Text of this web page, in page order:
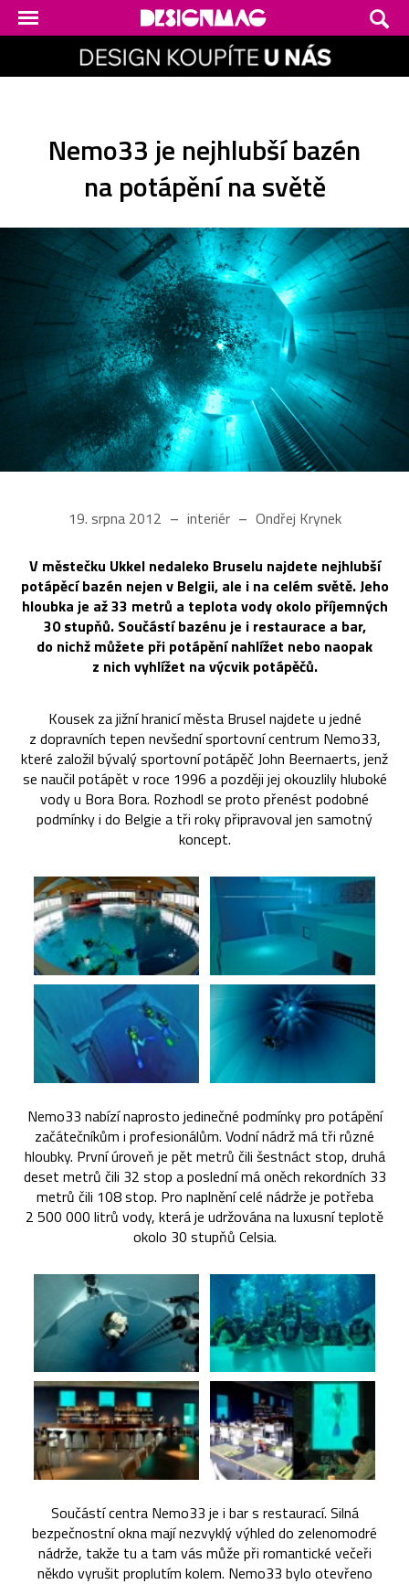
Nemo33 je nejhlubší bazén
na potápění na světě
19. srpna 2012 interiér Ondřej Krynek
V městečku Ukkel nedaleko Bruselu najdete nejhlubší
potápěcí bazén nejen v Belgii, ale i na celém světě. Jeho
hloubka je až 33 metrů a teplota vody okolo příjemných
30 stupňů. Součástí bazénu je i restaurace a bar,
do nichž můžete při potápění nahlížet nebo naopak
z nich vyhlížet na výcvik potápěčů.
Kousek za jižní hranicí města Brusel najdete u jedné
z dopravních tepen nevšední sportovní centrum Nemo33,
které založil bývalý sportovní potápěč John Beernaerts, jenž
se naučil potápět v roce 1996 a později jej okouzlily hluboké
vody u Bora Bora. Rozhodl se proto přenést podobné
podmínky i do Belgie a tři roky připravoval jen samotný
koncept.
Nemo33 nabízí naprosto jedinečné podmínky pro potápění
začátečníkům i profesionálům. Vodní nádrž má tři různé
hloubky. První úroveň je pět metrů čili šestnáct stop, druhá
deset metrů čili 32 stop a poslední má oněch rekordních 33
metrů čili 108 stop. Pro naplnění celé nádrže je potřeba
2 500 000 litrů vody, která je udržována na luxusní teplotě
okolo 30 stupňů Celsia.
Součástí centra Nemo33 je i bar s restaurací. Silná
bezpečnostní okna mají nezvyklý výhled do zelenomodré
nádrže, takže tu a tam vás může při romantické večeři
někdo vyrušit proplutím kolem. Nemo33 bylo otevřeno